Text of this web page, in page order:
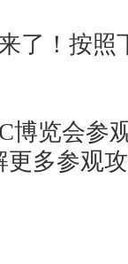
了！按照
更多参观